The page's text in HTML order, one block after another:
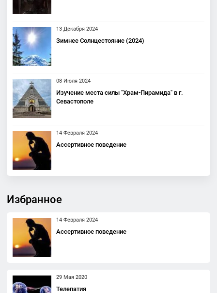
13 Декабря 2024
Зимнее Солнцестояние (2024)
08 Июля 2024
Изучение места силы "Храм-Пирамида" в г.
Севастополе
14 Февраля 2024
Ассертивное поведение
Избранное
14 Февраля 2024
Ассертивное поведение
29 Мая 2020
Телепатия